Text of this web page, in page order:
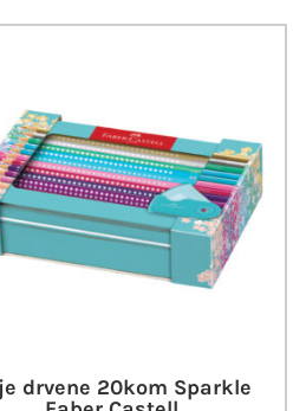
drvene 20kom Sparkle